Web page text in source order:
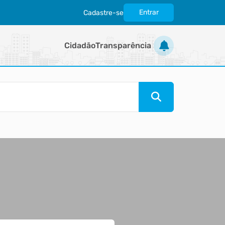
Cadastre-se Entrar
CidadãoTransparência